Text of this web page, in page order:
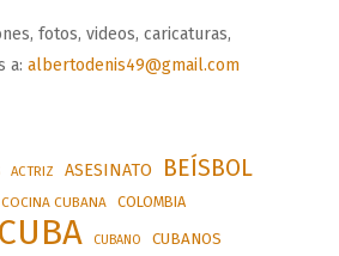
fotos, videos, caricaturas,
a: albertodenis49@gmail.com
ACTRIZ ASESINATO BEÍSBOL
COCINA CUBANA COLOMBIA
CUBA CUBANO CUBANOS